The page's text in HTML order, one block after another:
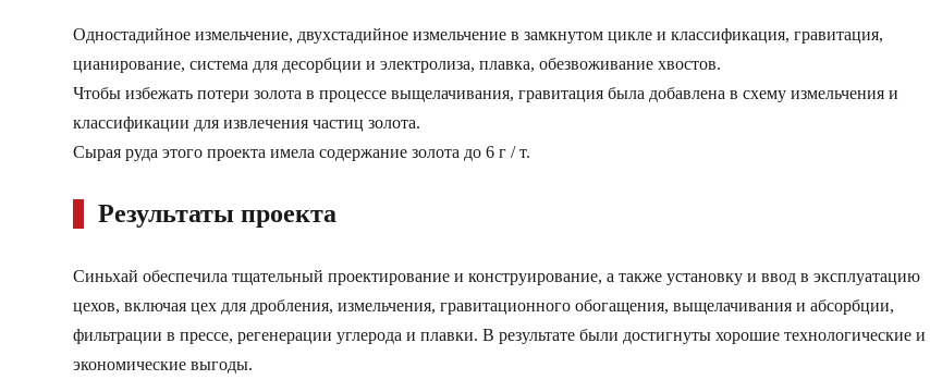
Одностадийное измельчение, двухстадийное измельчение в замкнутом цикле и классификация, гравитация,
цианирование, система для десорбции и электролиза, плавка, обезвоживание хвостов.
Чтобы избежать потери золота в процессе выщелачивания, гравитация была добавлена в схему измельчения и
классификации для извлечения частиц золота.
Сырая руда этого проекта имела содержание золота до 6 г / т.
Результаты проекта
Синьхай обеспечила тщательный проектирование и конструирование, а также установку и ввод в эксплуатацию
цехов, включая цех для дробления, измельчения, гравитационного обогащения, выщелачивания и абсорбции,
фильтрации в прессе, регенерации углерода и плавки. В результате были достигнуты хорошие технологические и
экономические выгоды.